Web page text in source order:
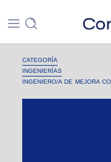
CATEGORÍA
INGENIERÍAS
INGENIERO/A DE MEJORA